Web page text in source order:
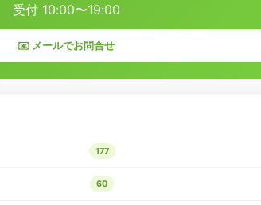
受付 10:00〜19:00
✉️ メールでお問合せ
177
60